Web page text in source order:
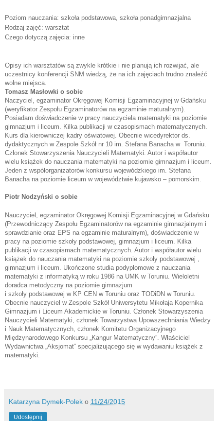
Poziom nauczania: szkoła podstawowa, szkoła ponadgimnazjalna
Rodzaj zajęć: warsztat
Czego dotyczą zajęcia: inne
Opisy ich warsztatów są zwykle krótkie i nie planują ich rozwijać, ale
uczestnicy konferencji SNM wiedzą, że na ich zajęciach trudno znaleźć
wolne miejsca.
Tomasz Masłowki o sobie
Naczyciel, egzaminator Okręgowej Komisji Egzaminacyjnej w Gdańsku
(weryfikator Zespołu Egzaminatorów na egzaminie maturalnym).
Posiadam doświadczenie w pracy nauczyciela matematyki na poziomie
gimnazjum i liceum. Kilka publikacji w czasopismach matematycznych.
Kurs dla kierowniczej kadry oświatowej. Obecnie wicedyrektor ds.
dydaktycznych w Zespole Szkół nr 10 im. Stefana Banacha w Toruniu.
Członek Stowarzyszenia Nauczycieli Matematyki. Autor i współautor
wielu książek do nauczania matematyki na poziomie gimnazjum i liceum.
Jeden z współorganizatorów konkursu wojewódzkiego im. Stefana
Banacha na poziomie liceum w województwie kujawsko – pomorskim.
Piotr Nodzyński o sobie
Nauczyciel, egzaminator Okręgowej Komisji Egzaminacyjnej w Gdańsku
(Przewodniczący Zespołu Egzaminatorów na egzaminie gimnazjalnym i
sprawdzianie oraz EPS na egzaminie maturalnym), doświadczenie w
pracy na poziomie szkoły podstawowej, gimnazjum i liceum. Kilka
publikacji w czasopismach matematycznych. Autor i współautor wielu
książek do nauczania matematyki na poziomie szkoły podstawowej ,
gimnazjum i liceum. Ukończone studia podyplomowe z nauczania
matematyki z informatyką w roku 1986 na UMK w Toruniu. Wieloletni
doradca metodyczny na poziomie gimnazjum
i szkoły podstawowej w KP CEN w Toruniu oraz TODiDN w Toruniu.
Obecnie nauczyciel w Zespole Szkół Uniwersytetu Mikołaja Kopernika
Gimnazjum i Liceum Akademickie w Toruniu. Członek Stowarzyszenia
Nauczycieli Matematyki, członek Towarzystwa Upowszechniania Wiedzy
i Nauk Matematycznych, członek Komitetu Organizacyjnego
Międzynarodowego Konkursu „Kangur Matematyczny”. Właściciel
Wydawnictwa „Aksjomat” specjalizującego się w wydawaniu książek z
matematyki.
Katarzyna Dymek-Polek o 11/24/2015
Udostępnij